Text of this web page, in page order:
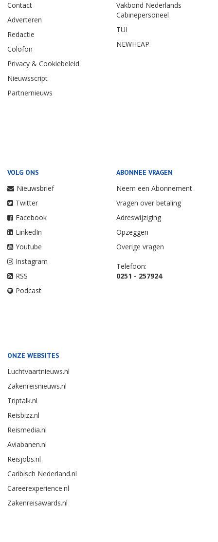
Contact
Adverteren
Redactie
Colofon
Privacy & Cookiebeleid
Nieuwsscript
Partnernieuws
Vakbond Nederlands
Cabinepersoneel
TUI
NEWHEAP
VOLG ONS
Nieuwsbrief
Twitter
Facebook
LinkedIn
Youtube
Instagram
RSS
Podcast
ABONNEE VRAGEN
Neem een Abonnement
Vragen over betaling
Adreswijziging
Opzeggen
Overige vragen
Telefoon:
0251 - 257924
ONZE WEBSITES
Luchtvaartnieuws.nl
Zakenreisnieuws.nl
Triptalk.nl
Reisbizz.nl
Reismedia.nl
Aviabanen.nl
Reisjobs.nl
Caribisch Nederland.nl
Careerexperience.nl
Zakenreisawards.nl